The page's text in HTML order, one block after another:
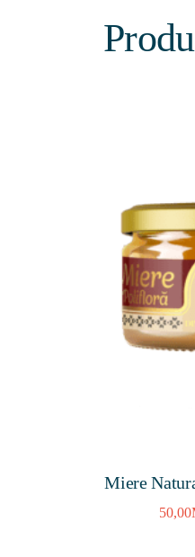
Miere
50,00